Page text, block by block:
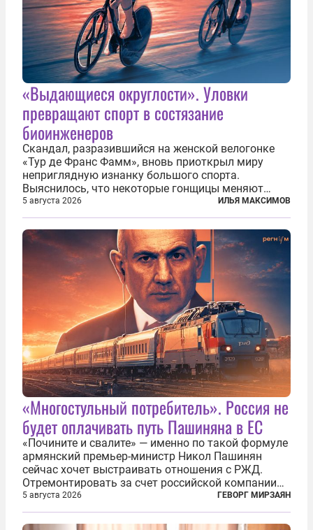
«Выдающиеся округлости». Уловки
превращают спорт в состязание
биоинженеров
Скандал, разразившийся на женской велогонке
«Тур де Франс Фамм», вновь приоткрыл миру
неприглядную изнанку большого спорта.
Выяснилось, что некоторые гонщицы меняют
размер груди ради улучшения аэродинамики. За
фасадом труда, мастерства, упорства и
благородства, которые мы привыкли
ассоциировать с...
5 августа 2026 ИЛЬЯ МАКСИМОВ
«Многостульный потребитель». Россия не
будет оплачивать путь Пашиняна в ЕС
«Почините и свалите» — именно по такой формуле
армянский премьер-министр Никол Пашинян
сейчас хочет выстраивать отношения с РЖД.
Отремонтировать за счет российской компании
железнодорожную инфраструктуру в районе
прохождения TRIPP (коридора, который должен
связать Азербайджан и Турцию через...
5 августа 2026 ГЕВОРГ МИРЗАЯН